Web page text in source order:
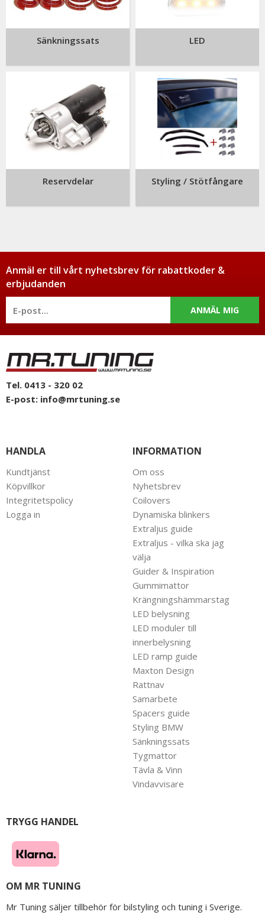
Sänkningssats LED
Reservdelar Styling / Stötfångare
Anmäl er till vårt nyhetsbrev för rabattkoder &
erbjudanden
ANMÄL MIG
Tel. 0413 - 320 02
E-post: info@mrtuning.se
HANDLA
Kundtjänst
Köpvillkor
Integritetspolicy
Logga in
INFORMATION
Om oss
Nyhetsbrev
Coilovers
Dynamiska blinkers
Extraljus guide
Extraljus - vilka ska jag
välja
Guider & Inspiration
Gummimattor
Krängningshämmarstag
LED belysning
LED moduler till
innerbelysning
LED ramp guide
Maxton Design
Rattnav
Samarbete
Spacers guide
Styling BMW
Sänkningssats
Tygmattor
Tävla & Vinn
Vindavvisare
TRYGG HANDEL
OM MR TUNING
Mr Tuning säljer tillbehör för bilstyling och tuning i Sverige.